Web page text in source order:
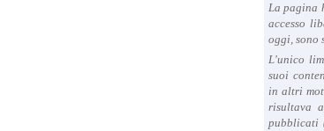
La pagina
accesso
oggi, sono
L'unico
suoi
in altri
risultava
pubblicati